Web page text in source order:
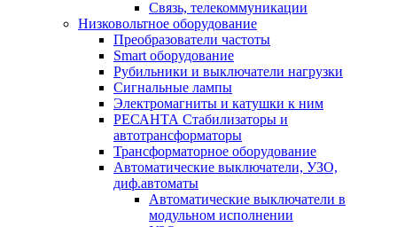
Связь, телекоммуникации
Низковольтное оборудование
Преобразователи частоты
Smart оборудование
Рубильники и выключатели нагрузки
Сигнальные лампы
Электромагниты и катушки к ним
РЕСАНТА Стабилизаторы и
автотрансформаторы
Трансформаторное оборудование
Автоматические выключатели, УЗО,
диф.автоматы
Автоматические выключатели в
модульном исполнении